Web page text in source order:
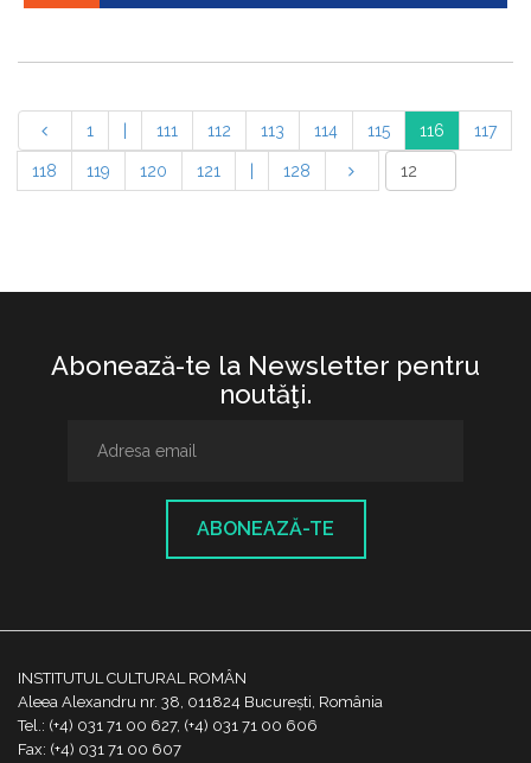
1 111 112 113 114 115 116 117
118 119 120 121 128
Abonează-te la Newsletter pentru
noutăţi.
ABONEAZĂ-TE
INSTITUTUL CULTURAL ROMÂN
Aleea Alexandru nr. 38, 011824 București, România
Tel.: (+4) 031 71 00 627, (+4) 031 71 00 606
Fax: (+4) 031 71 00 607